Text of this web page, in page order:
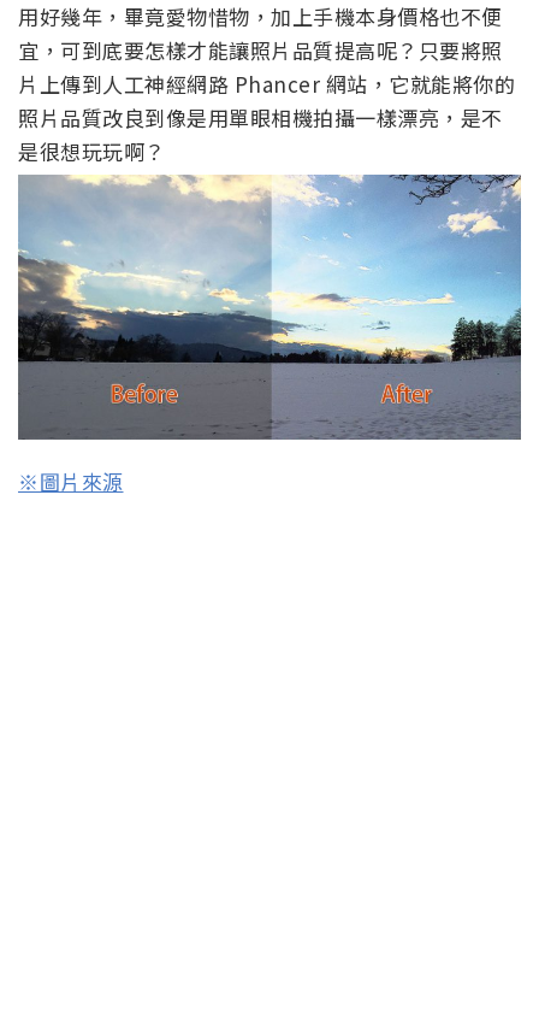
用好幾年，畢竟愛物惜物，加上手機本身價格也不便
宜，可到底要怎樣才能讓照片品質提高呢？只要將照
片上傳到人工神經網路 Phancer 網站，它就能將你的
照片品質改良到像是用單眼相機拍攝一樣漂亮，是不
是很想玩玩啊？
※圖片來源